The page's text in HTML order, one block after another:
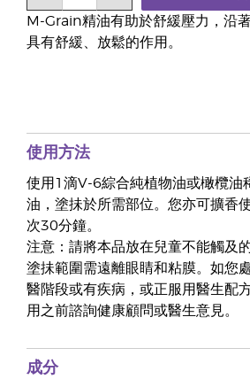
M-Grain精油有助於舒緩壓力，沿
具有舒緩、放鬆的作用。
使用方法
使用1滴V-6綜合純植物油或橄欖
油，塗抺於所需部位。您亦可擴香
次30分鐘。
注意：請將本品放在兒童不能觸及
塗抺範圍需遠離眼睛和粘膜。如您
醫階段或有疾病，或正服用醫生配
用之前諮詢健康顧問或醫生意見。
成分